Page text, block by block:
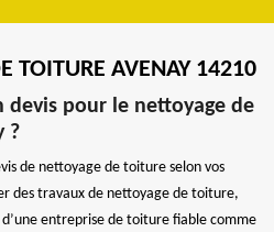
TOITURE AVENAY 14210
devis pour le nettoyage de
?
de nettoyage de toiture selon vos
des travaux de nettoyage de toiture,
entreprise de toiture fiable comme